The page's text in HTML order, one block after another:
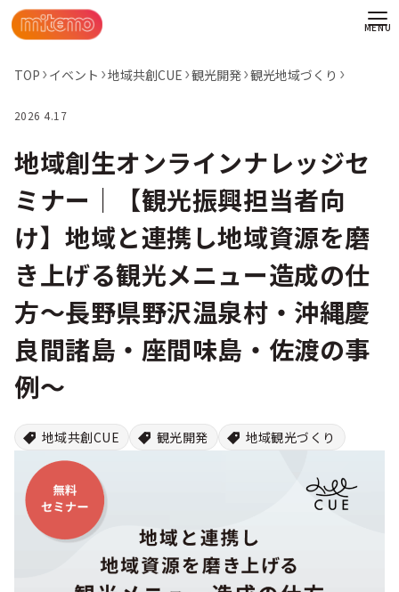
せ
報
TOP イベント 地域共創CUE 観光開発 観光地域づくり
2026 4.17
地域創生オンラインナレッジセ
ミナー｜【観光振興担当者向
け】地域と連携し地域資源を磨
き上げる観光メニュー造成の仕
方～長野県野沢温泉村・沖縄慶
良間諸島・座間味島・佐渡の事
例～
地域共創CUE 観光開発 地域観光づくり